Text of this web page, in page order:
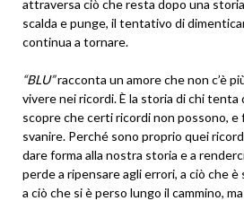
attraversa ciò che resta dopo una
scalda e punge, il tentativo di
continua a tornare.
“BLU”racconta un amore che non c’è
vivere nei ricordi. È la storia di chi tenta
scopre che certi ricordi non possono, e
svanire. Perché sono proprio quei
dare forma alla nostra storia e a
perde a ripensare agli errori, a ciò che
a ciò che si è perso lungo il cammino,